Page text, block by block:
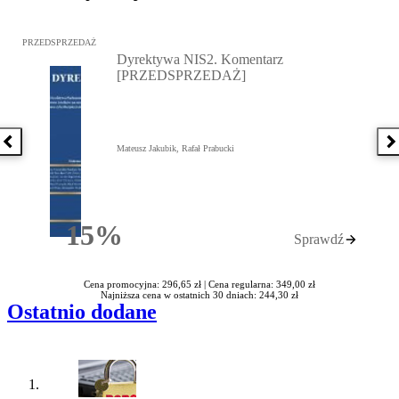
Poprzednia książka
Przejdź do: Dyrektywa NIS2. Komentarz [PRZEDSPRZEDAŻ],
PRZEDSPRZEDAŻ
15%Rabatu
Dyrektywa NIS2. Komentarz
[PRZEDSPRZEDAŻ]
Mateusz Jakubik, Rafał Prabucki
Sprawdź
Cena promocyjna: 296,65 zł | Cena regularna: 349,00 zł
Najniższa cena w ostatnich 30 dniach: 244,30 zł
Ostatnio dodane